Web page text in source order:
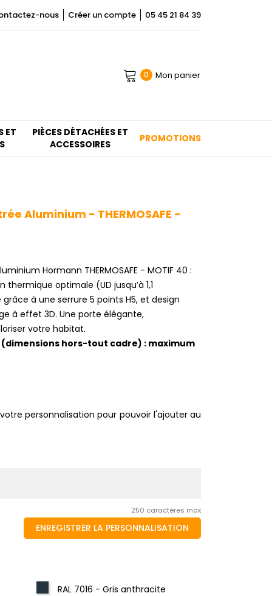
nous Créer un compte 05 45 21 84 39
0 Mon panier
ET
PIÈCES DÉTACHÉES ET
ACCESSOIRES
PROMOTIONS
Aluminium - THERMOSAFE -
Hormann THERMOSAFE - MOTIF 40 :
optimale (UD jusqu’à 1,1
à une serrure 5 points H5, et design
à effet 3D. Une porte élégante,
votre habitat.
(dimensions hors-tout cadre) : maximum
personnalisation pour pouvoir l'ajouter au
250 caractères max
ENREGISTRER LA PERSONNALISATION
RAL 7016 - Gris anthracite